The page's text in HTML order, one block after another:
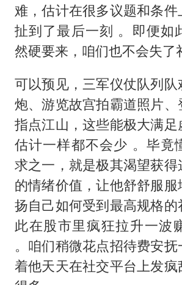
难，估计在很多议题和条
扯到了最后一刻 。即便如
然硬要来，咱们也不会失了
可以预见，三军仪仗队列
炮、游览故宫拍霸道照片
指点江山，这些能极大满
估计一样都不会少 。毕竟
求之一，就是极其渴望获
的情绪价值，让他舒舒服
扬自己如何受到最高规格
此在股市里疯狂拉升一波
。咱们稍微花点招待费安
着他天天在社交平台上发